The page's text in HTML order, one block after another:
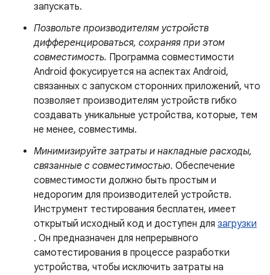
запускать.
Позвольте производителям устройств
дифференцироваться, сохраняя при этом
совместимость. Программа совместимости
Android фокусируется на аспектах Android,
связанных с запуском сторонних приложений, что
позволяет производителям устройств гибко
создавать уникальные устройства, которые, тем
не менее, совместимы.
Минимизируйте затраты и накладные расходы,
связанные с совместимостью. Обеспечение
совместимости должно быть простым и
недорогим для производителей устройств.
Инструмент тестирования бесплатен, имеет
открытый исходный код и доступен для загрузки
. Он предназначен для непрерывного
самотестирования в процессе разработки
устройства, чтобы исключить затраты на